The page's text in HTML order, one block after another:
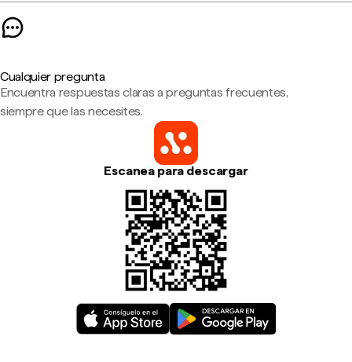
Cualquier pregunta
Encuentra respuestas claras a preguntas frecuentes,
siempre que las necesites.
Escanea para descargar